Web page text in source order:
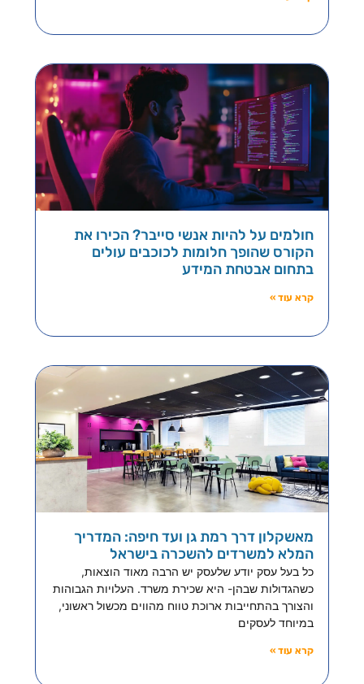
חולמים על להיות אנשי סייבר? הכירו את
הקורס שהופך חלומות לכוכבים עולים
בתחום אבטחת המידע
קרא עוד »
מאשקלון דרך רמת גן ועד חיפה: המדריך
המלא למשרדים להשכרה בישראל
כל בעל עסק יודע שלעסק יש הרבה מאוד הוצאות,
כשהגדולות שבהן- היא שכירת משרד. העלויות הגבוהות
והצורך בהתחייבות ארוכת טווח מהווים מכשול ראשוני,
במיוחד לעסקים
קרא עוד »